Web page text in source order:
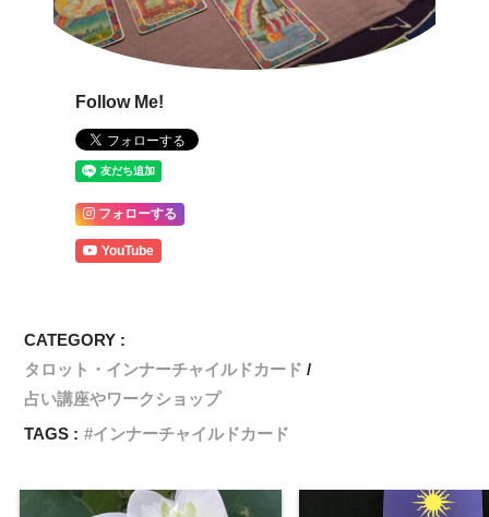
Follow Me!
フォローする
YouTube
CATEGORY :
タロット・インナーチャイルドカード
占い講座やワークショップ
TAGS :
インナーチャイルドカード